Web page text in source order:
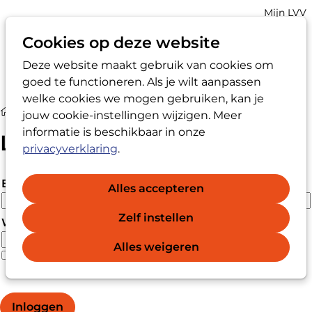
Cookies op deze website
Deze website maakt gebruik van cookies om
goed te functioneren. Als je wilt aanpassen
welke cookies we mogen gebruiken, kan je
jouw cookie-instellingen wijzigen. Meer
informatie is beschikbaar in onze
privacyverklaring.
Alles accepteren
Zelf instellen
Alles weigeren
Zoek
Account
Mijn LVV
Login
Login
E-mailadres
Wachtwoord
Wachtwoord weergeven
Wachtwoord vergeten?
Inloggen